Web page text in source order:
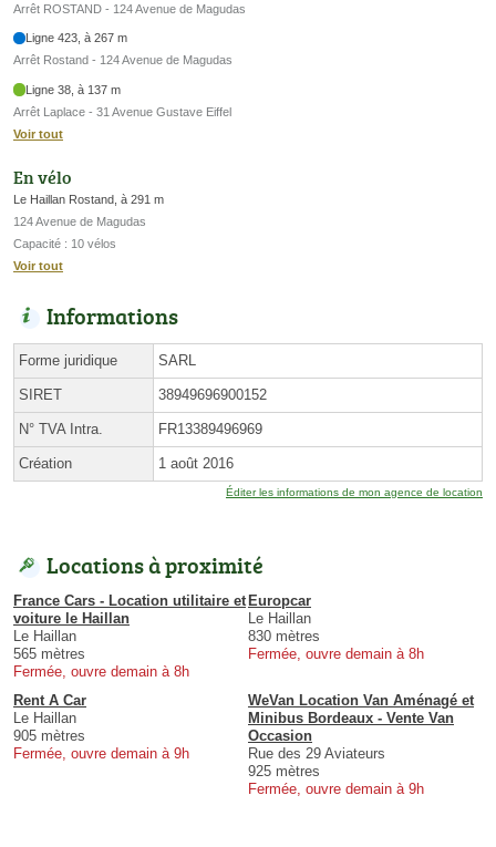
Arrêt ROSTAND - 124 Avenue de Magudas
Ligne 423, à 267 m
Arrêt Rostand - 124 Avenue de Magudas
Ligne 38, à 137 m
Arrêt Laplace - 31 Avenue Gustave Eiffel
Voir tout
En vélo
Le Haillan Rostand, à 291 m
124 Avenue de Magudas
Capacité : 10 vélos
Voir tout
Informations
Forme juridique SARL
SIRET 38949696900152
N° TVA Intra. FR13389496969
Création 1 août 2016
Éditer les informations de mon agence de location
Locations à proximité
France Cars - Location utilitaire et
voiture le Haillan
Le Haillan
565 mètres
Fermée, ouvre demain à 8h
Europcar
Le Haillan
830 mètres
Fermée, ouvre demain à 8h
Rent A Car
Le Haillan
905 mètres
Fermée, ouvre demain à 9h
WeVan Location Van Aménagé et
Minibus Bordeaux - Vente Van
Occasion
Rue des 29 Aviateurs
925 mètres
Fermée, ouvre demain à 9h